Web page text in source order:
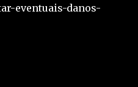
eventuais-danos-